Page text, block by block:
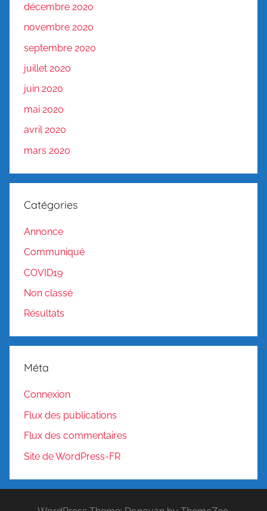
décembre 2020
novembre 2020
septembre 2020
juillet 2020
juin 2020
mai 2020
avril 2020
mars 2020
Catégories
Annonce
Communiqué
COVID19
Non classé
Résultats
Méta
Connexion
Flux des publications
Flux des commentaires
Site de WordPress-FR